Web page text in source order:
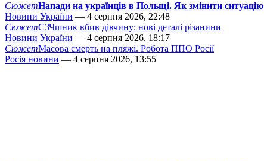
СюжетНапади на українців в Польщі. Як змінити ситуацію
Новини України — 4 серпня 2026, 22:48
СюжетСЗЧшник вбив дівчину: нові деталі різанини
Новини України — 4 серпня 2026, 18:17
СюжетМасова смерть на пляжі. Робота ППО Росії
Росія новини — 4 серпня 2026, 13:55